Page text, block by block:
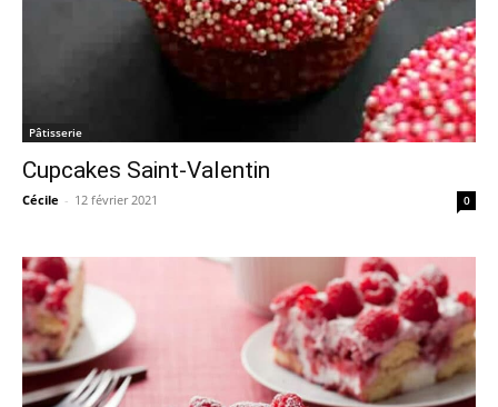
Pâtisserie
Cupcakes Saint-Valentin
Cécile - 12 février 2021 0